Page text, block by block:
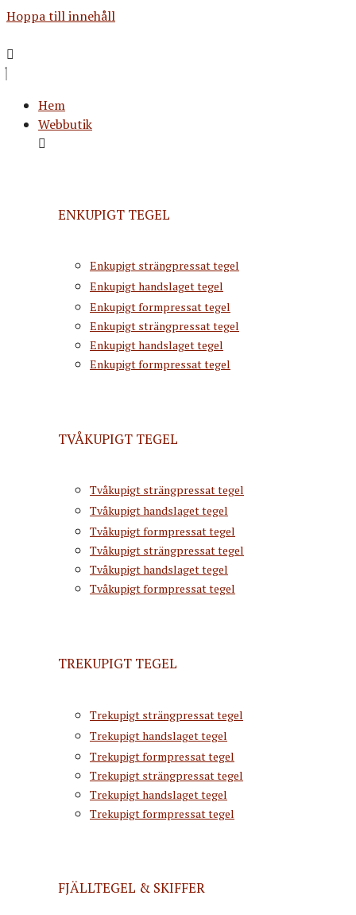
Hoppa till innehåll
Hem
Webbutik
ENKUPIGT TEGEL
Enkupigt strängpressat tegel
Enkupigt handslaget tegel
Enkupigt formpressat tegel
Enkupigt strängpressat tegel
Enkupigt handslaget tegel
Enkupigt formpressat tegel
TVÅKUPIGT TEGEL
Tvåkupigt strängpressat tegel
Tvåkupigt handslaget tegel
Tvåkupigt formpressat tegel
Tvåkupigt strängpressat tegel
Tvåkupigt handslaget tegel
Tvåkupigt formpressat tegel
TREKUPIGT TEGEL
Trekupigt strängpressat tegel
Trekupigt handslaget tegel
Trekupigt formpressat tegel
Trekupigt strängpressat tegel
Trekupigt handslaget tegel
Trekupigt formpressat tegel
FJÄLLTEGEL & SKIFFER